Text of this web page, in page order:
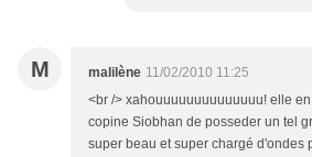
M malilène 11/02/2010 11:25
<br /> xahouuuuuuuuuuuuuu! elle
copine Siobhan de posseder un tel
super beau et super chargé d'ondes